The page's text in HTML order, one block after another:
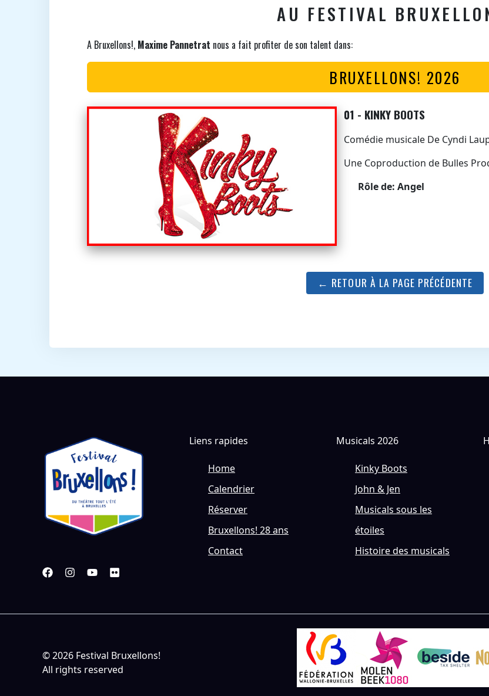
AU FESTIVAL
A Bruxellons!, Maxime Pannetrat nous a fait profiter de son talent dans:
BRUXELLONS! 2026
01 - KINKY BOOTS
Comédie musicale De Cyndi
Une Coproduction de Bulles
Rôle de: Angel
← RETOUR À LA PAGE PRÉCÉDENTE
Liens rapides
Home
Calendrier
Réserver
Bruxellons! 28 ans
Contact
Musicals 2026
Kinky Boots
John & Jen
Musicals sous les
étoiles
Histoire des musicals
© 2026 Festival Bruxellons!
All rights reserved